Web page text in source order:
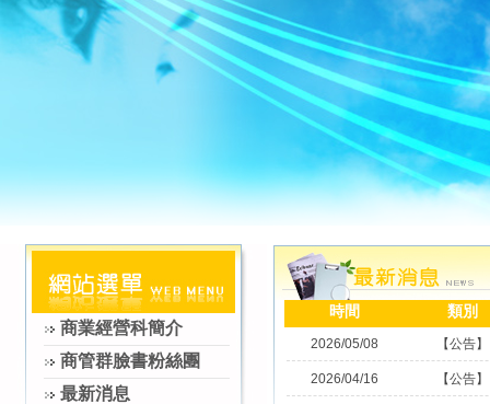
商業經營科簡介
商管群臉書粉絲團
最新消息
時間 類別
2026/05/08 【公告】
2026/04/16 【公告】